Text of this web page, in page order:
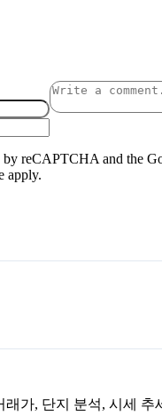
by reCAPTCHA and the
apply.
래가, 단지 분석, 시세 추